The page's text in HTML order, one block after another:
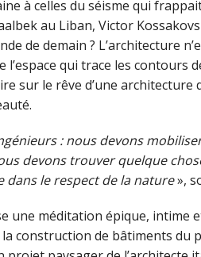
à celles du séisme qui
au Liban, Victor
de demain ? L’architecture
l’espace qui trace les contours
sur le rêve d’une architecture
: nous devons
devons trouver quelque
le respect de la nature»,
une méditation épique, intime
construction de bâtiments du